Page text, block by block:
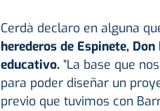
Cerdà declaro en alguna
herederos de Espinete,
educativo.“La base que
para poder diseñar un
previo que tuvimos con